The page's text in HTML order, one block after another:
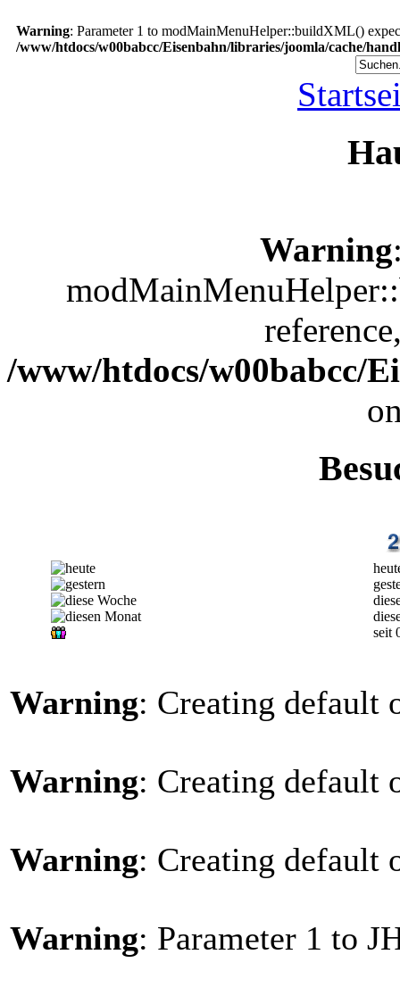
Warning: Parameter 1 to modMainMenuHelper::buildXML()
/www/htdocs/w00babcc/Eisenbahn/libraries/joomla/cache/
Warning
/www/htdocs/w00babcc/
seit
Warning: Creating default
Warning: Creating default
Warning: Creating default
Warning: Parameter 1 to